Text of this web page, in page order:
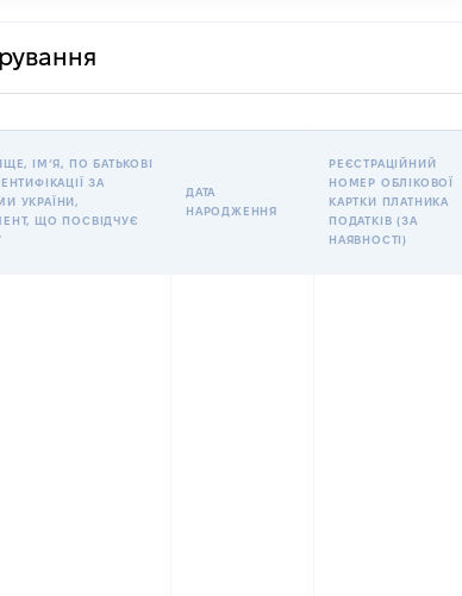
ІМʼЯ, ПО БАТЬКОВІ
ЗА
УКРАЇНИ,
ЩО ПОСВІДЧУЄ
ДАТА
НАРОДЖЕННЯ
РЕЄСТРАЦІЙНИЙ
НОМЕР ОБЛІКОВОЇ
КАРТКИ ПЛАТНИКА
ПОДАТКІВ (ЗА
НАЯВНОСТІ)